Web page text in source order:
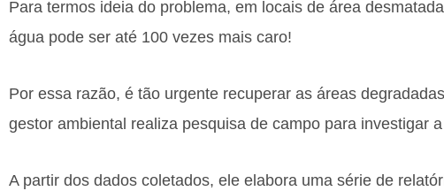
Para termos ideia do problema, em locais de área
água pode ser até 100 vezes mais caro!
Por essa razão, é tão urgente recuperar as áreas
gestor ambiental realiza pesquisa de campo para investigar
A partir dos dados coletados, ele elabora uma série de